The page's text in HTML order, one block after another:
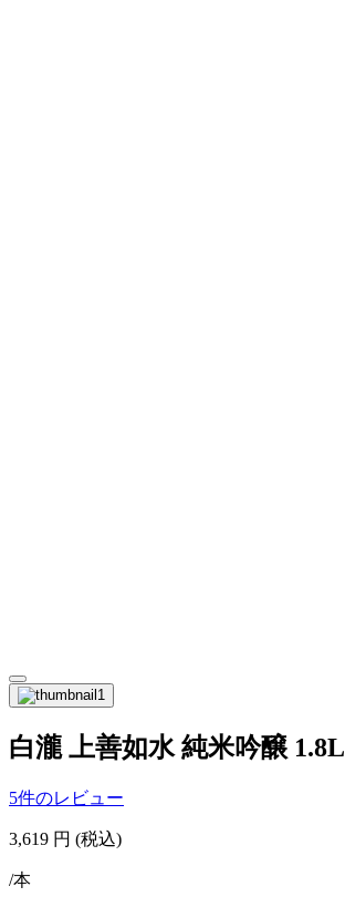
白瀧 上善如水 純米吟醸 1.8L
5件のレビュー
3,619 円 (税込)
/本